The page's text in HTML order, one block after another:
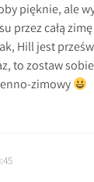
pięknie, ale
przez całą zimę
Hill jest
to zostaw
zimowy